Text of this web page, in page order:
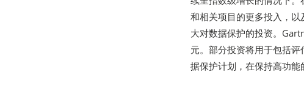
和相关项目的更多投入，
大对数据保护的投资。
元。部分投资将用于包括
据保护计划，在保持高功能